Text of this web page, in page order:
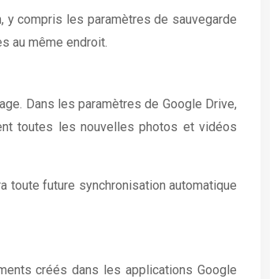
y compris les paramètres de sauvegarde
au même endroit.
Dans les paramètres de Google Drive,
toutes les nouvelles photos et vidéos
toute future synchronisation automatique
créés dans les applications Google